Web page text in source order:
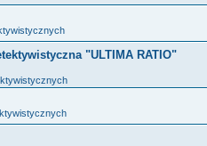
"ULTIMA RATIO"